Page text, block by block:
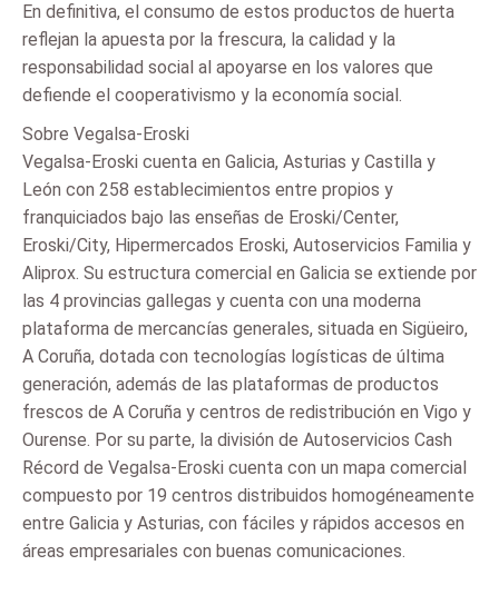
En definitiva, el consumo de estos productos de huerta
reflejan la apuesta por la frescura, la calidad y la
responsabilidad social al apoyarse en los valores que
defiende el cooperativismo y la economía social.
Sobre Vegalsa-Eroski
Vegalsa-Eroski cuenta en Galicia, Asturias y Castilla y
León con 258 establecimientos entre propios y
franquiciados bajo las enseñas de Eroski/Center,
Eroski/City, Hipermercados Eroski, Autoservicios Familia y
Aliprox. Su estructura comercial en Galicia se extiende por
las 4 provincias gallegas y cuenta con una moderna
plataforma de mercancías generales, situada en Sigüeiro,
A Coruña, dotada con tecnologías logísticas de última
generación, además de las plataformas de productos
frescos de A Coruña y centros de redistribución en Vigo y
Ourense. Por su parte, la división de Autoservicios Cash
Récord de Vegalsa-Eroski cuenta con un mapa comercial
compuesto por 19 centros distribuidos homogéneamente
entre Galicia y Asturias, con fáciles y rápidos accesos en
áreas empresariales con buenas comunicaciones.